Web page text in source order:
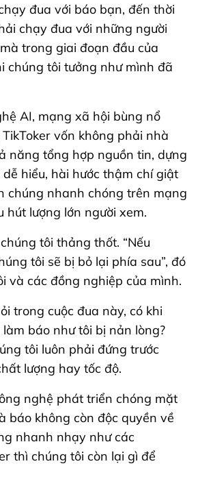
đua với báo bạn, đến thời
chạy đua với những người
mà trong giai đoạn đầu của
chúng tôi tưởng như mình đã
AI, mạng xã hội bùng nổ
vốn không phải nhà
năng tổng hợp nguồn tin, dựng
hiểu, hài hước thậm chí giật
chúng nhanh chóng trên mạng
hút lượng lớn người xem.
tôi thảng thốt. “Nếu
tôi sẽ bị bỏ lại phía sau”, đó
và các đồng nghiệp của mình.
trong cuộc đua này, có khi
báo như tôi bị nản lòng?
tôi luôn phải đứng trước
lượng hay tốc độ.
nghệ phát triển chóng mặt
báo không còn độc quyền về
nhanh nhạy như các
thì chúng tôi còn lại gì để